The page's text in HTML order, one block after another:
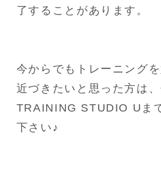
了することがあります。
今からでもトレーニング
近づきたいと思った方は
TRAINING STUDIO Uま
下さい♪